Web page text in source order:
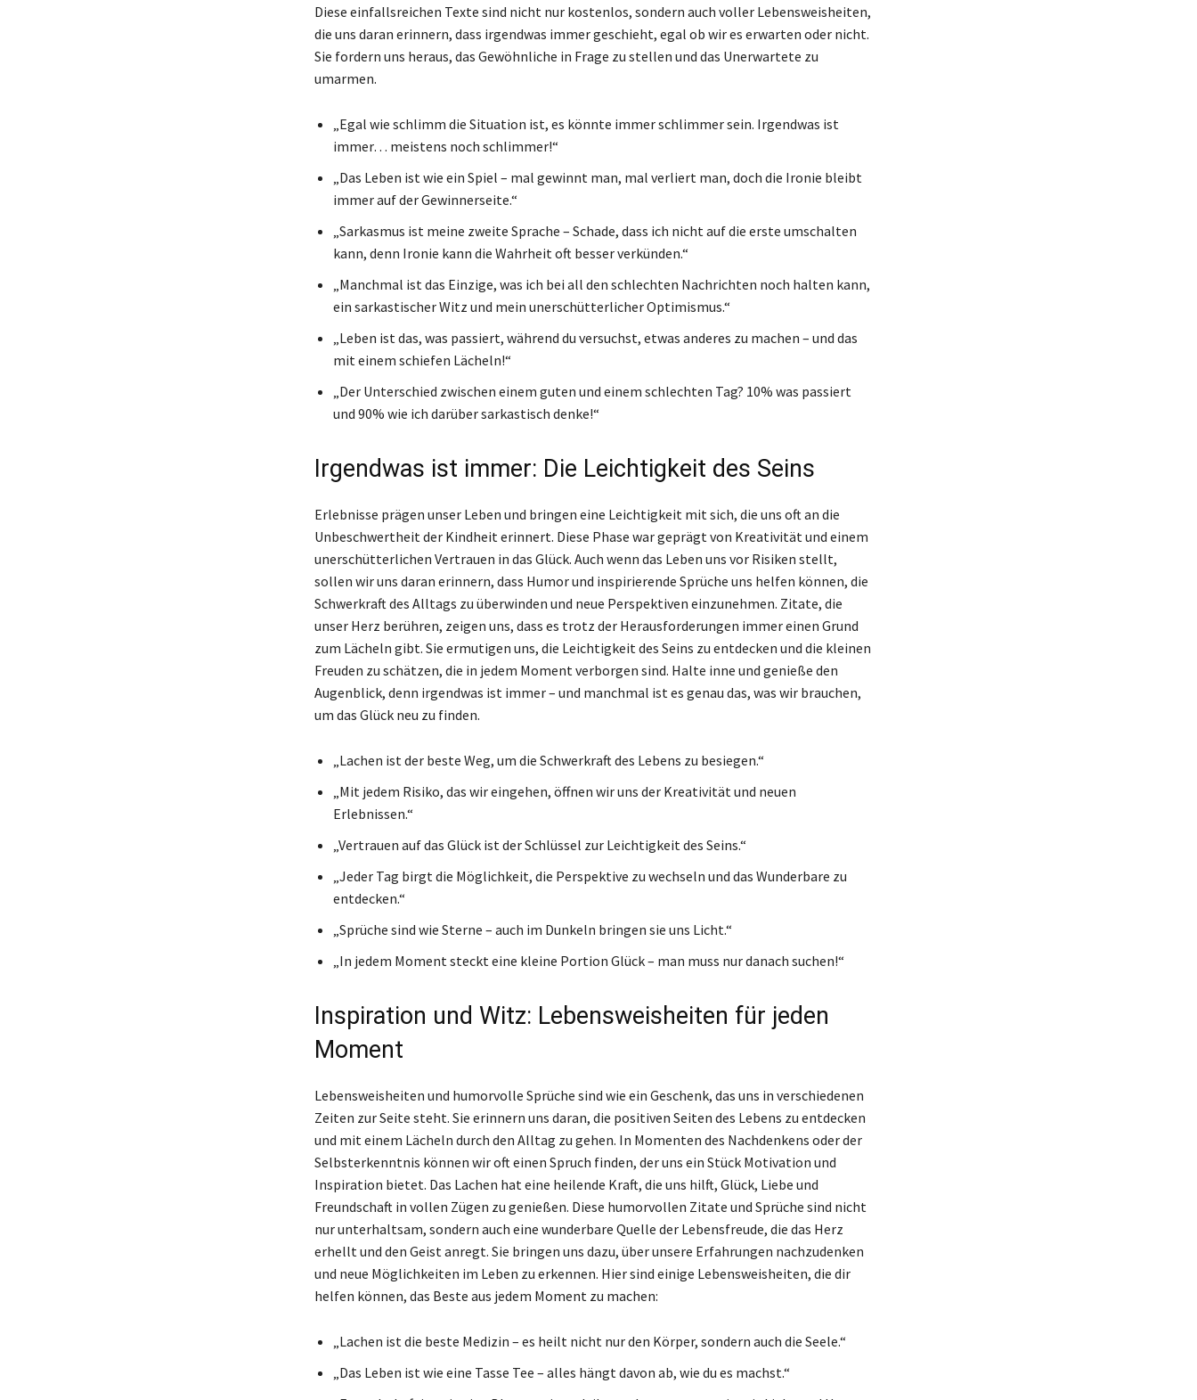
Diese einfallsreichen Texte sind nicht nur kostenlos, sondern auch voller Lebensweisheiten,
die uns daran erinnern, dass irgendwas immer geschieht, egal ob wir es erwarten oder nicht.
Sie fordern uns heraus, das Gewöhnliche in Frage zu stellen und das Unerwartete zu
umarmen.
„Egal wie schlimm die Situation ist, es könnte immer schlimmer sein. Irgendwas ist
immer… meistens noch schlimmer!“
„Das Leben ist wie ein Spiel – mal gewinnt man, mal verliert man, doch die Ironie bleibt
immer auf der Gewinnerseite.“
„Sarkasmus ist meine zweite Sprache – Schade, dass ich nicht auf die erste umschalten
kann, denn Ironie kann die Wahrheit oft besser verkünden.“
„Manchmal ist das Einzige, was ich bei all den schlechten Nachrichten noch halten kann,
ein sarkastischer Witz und mein unerschütterlicher Optimismus.“
„Leben ist das, was passiert, während du versuchst, etwas anderes zu machen – und das
mit einem schiefen Lächeln!“
„Der Unterschied zwischen einem guten und einem schlechten Tag? 10% was passiert
und 90% wie ich darüber sarkastisch denke!“
Irgendwas ist immer: Die Leichtigkeit des Seins
Erlebnisse prägen unser Leben und bringen eine Leichtigkeit mit sich, die uns oft an die
Unbeschwertheit der Kindheit erinnert. Diese Phase war geprägt von Kreativität und einem
unerschütterlichen Vertrauen in das Glück. Auch wenn das Leben uns vor Risiken stellt,
sollen wir uns daran erinnern, dass Humor und inspirierende Sprüche uns helfen können, die
Schwerkraft des Alltags zu überwinden und neue Perspektiven einzunehmen. Zitate, die
unser Herz berühren, zeigen uns, dass es trotz der Herausforderungen immer einen Grund
zum Lächeln gibt. Sie ermutigen uns, die Leichtigkeit des Seins zu entdecken und die kleinen
Freuden zu schätzen, die in jedem Moment verborgen sind. Halte inne und genieße den
Augenblick, denn irgendwas ist immer – und manchmal ist es genau das, was wir brauchen,
um das Glück neu zu finden.
„Lachen ist der beste Weg, um die Schwerkraft des Lebens zu besiegen.“
„Mit jedem Risiko, das wir eingehen, öffnen wir uns der Kreativität und neuen
Erlebnissen.“
„Vertrauen auf das Glück ist der Schlüssel zur Leichtigkeit des Seins.“
„Jeder Tag birgt die Möglichkeit, die Perspektive zu wechseln und das Wunderbare zu
entdecken.“
„Sprüche sind wie Sterne – auch im Dunkeln bringen sie uns Licht.“
„In jedem Moment steckt eine kleine Portion Glück – man muss nur danach suchen!“
Inspiration und Witz: Lebensweisheiten für jeden
Moment
Lebensweisheiten und humorvolle Sprüche sind wie ein Geschenk, das uns in verschiedenen
Zeiten zur Seite steht. Sie erinnern uns daran, die positiven Seiten des Lebens zu entdecken
und mit einem Lächeln durch den Alltag zu gehen. In Momenten des Nachdenkens oder der
Selbsterkenntnis können wir oft einen Spruch finden, der uns ein Stück Motivation und
Inspiration bietet. Das Lachen hat eine heilende Kraft, die uns hilft, Glück, Liebe und
Freundschaft in vollen Zügen zu genießen. Diese humorvollen Zitate und Sprüche sind nicht
nur unterhaltsam, sondern auch eine wunderbare Quelle der Lebensfreude, die das Herz
erhellt und den Geist anregt. Sie bringen uns dazu, über unsere Erfahrungen nachzudenken
und neue Möglichkeiten im Leben zu erkennen. Hier sind einige Lebensweisheiten, die dir
helfen können, das Beste aus jedem Moment zu machen:
„Lachen ist die beste Medizin – es heilt nicht nur den Körper, sondern auch die Seele.“
„Das Leben ist wie eine Tasse Tee – alles hängt davon ab, wie du es machst.“